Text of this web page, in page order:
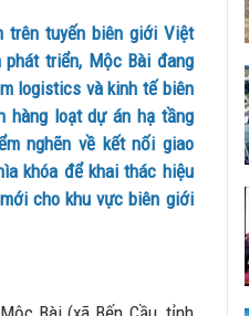
trên tuyến biên giới Việt
phát triển, Mộc Bài đang
logistics và kinh tế biên
hàng loạt dự án hạ tầng
nghẽn về kết nối giao
khóa để khai thác hiệu
cho khu vực biên giới